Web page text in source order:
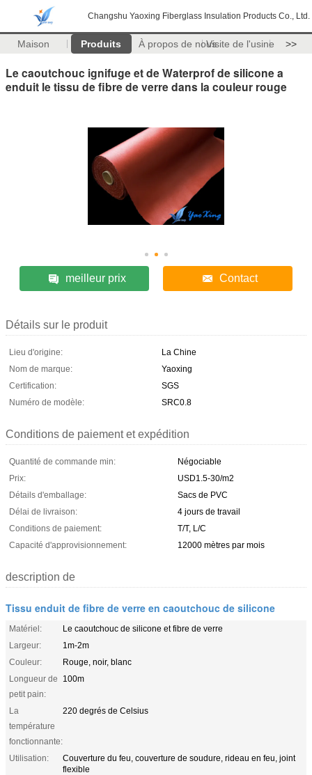
Changshu Yaoxing Fiberglass Insulation Products Co., Ltd.
Maison Produits À propos de nousVisite de l'usine >>
Le caoutchouc ignifuge et de Waterprof de silicone a
enduit le tissu de fibre de verre dans la couleur rouge
meilleur prix Contact
Détails sur le produit
Lieu d'origine:
La Chine
Nom de marque:
Yaoxing
Certification:
SGS
Numéro de modèle:
SRC0.8
Conditions de paiement et expédition
Quantité de commande min:
Négociable
Prix:
USD1.5-30/m2
Détails d'emballage:
Sacs de PVC
Délai de livraison:
4 jours de travail
Conditions de paiement:
T/T, L/C
Capacité d'approvisionnement:
12000 mètres par mois
description de
Tissu enduit de fibre de verre en caoutchouc de silicone
Matériel:
Le caoutchouc de silicone et fibre de verre
Largeur:
1m-2m
Couleur:
Rouge, noir, blanc
Longueur de
petit pain:
100m
La
température
fonctionnante:
220 degrés de Celsius
Utilisation:
Couverture du feu, couverture de soudure, rideau en feu, joint
flexible